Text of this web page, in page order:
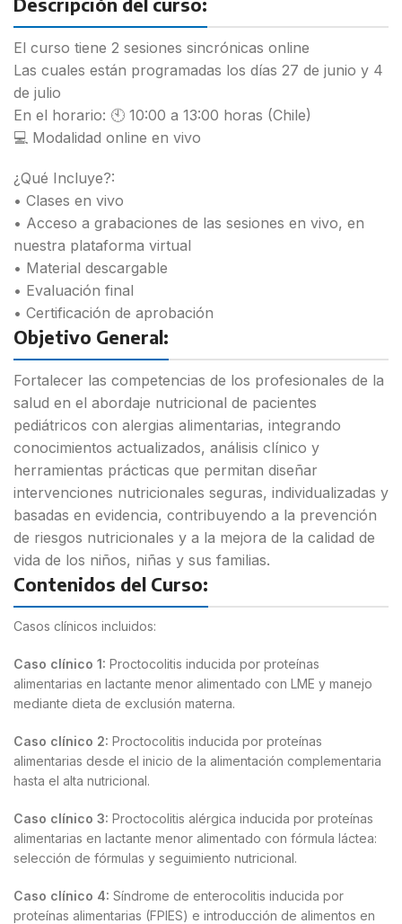
El curso tiene 2 sesiones sincrónicas online
Las cuales están programadas los días 27 de junio y 4
de julio
En el horario: 🕙 10:00 a 13:00 horas (Chile)
💻 Modalidad online en vivo
¿Qué Incluye?:
• Clases en vivo
• Acceso a grabaciones de las sesiones en vivo, en
nuestra plataforma virtual
• Material descargable
• Evaluación final
• Certificación de aprobación
Objetivo General:
Fortalecer las competencias de los profesionales de la
salud en el abordaje nutricional de pacientes
pediátricos con alergias alimentarias, integrando
conocimientos actualizados, análisis clínico y
herramientas prácticas que permitan diseñar
intervenciones nutricionales seguras, individualizadas y
basadas en evidencia, contribuyendo a la prevención
de riesgos nutricionales y a la mejora de la calidad de
vida de los niños, niñas y sus familias.
Contenidos del Curso:
Casos clínicos incluidos:
Caso clínico 1: Proctocolitis inducida por proteínas
alimentarias en lactante menor alimentado con LME y manejo
mediante dieta de exclusión materna.
Caso clínico 2: Proctocolitis inducida por proteínas
alimentarias desde el inicio de la alimentación complementaria
hasta el alta nutricional.
Caso clínico 3: Proctocolitis alérgica inducida por proteínas
alimentarias en lactante menor alimentado con fórmula láctea:
selección de fórmulas y seguimiento nutricional.
Caso clínico 4: Síndrome de enterocolitis inducida por
proteínas alimentarias (FPIES) e introducción de alimentos en